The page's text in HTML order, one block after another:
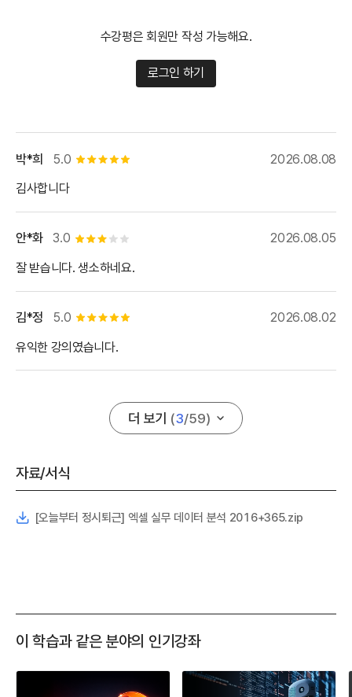
수강평은 회원만 작성 가능해요.
로그인 하기
5.0 별점 5개
박*희
2026.08.08
김사합니다
3.0 별점 3개
안*화
2026.08.05
잘 받습니다. 생소하네요.
5.0 별점 5개
김*정
2026.08.02
유익한 강의였습니다.
더 보기 (3/59)
자료/서식
[오늘부터 정시퇴근] 엑셀 실무 데이터 분석 2016+365.zip
이 학습과 같은 분야의 인기강좌